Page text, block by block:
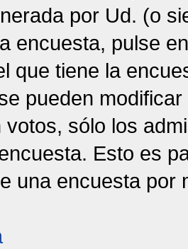
por Ud. (o
encuesta, pulse
que tiene la
pueden
votos, sólo los
Esto es
una encuesta por